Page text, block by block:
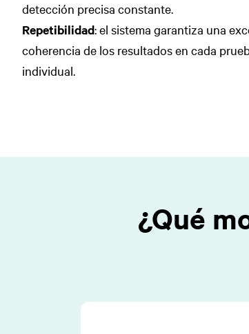
detección precisa constante.
Repetibilidad: el sistema garantiza una
coherencia de los resultados en cada
individual.
¿Qué